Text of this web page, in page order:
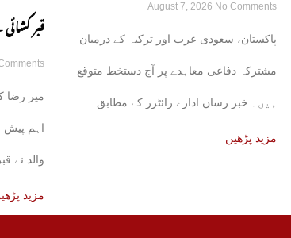
مشترکہ دفاعی معاہدہ آج متوقع
August 7, 2026 No Comments
پاکستان، سعودی عرب اور ترکیہ کے درمیان
مشترکہ دفاعی معاہدے پر آج دستخط متوقع
ہیں۔ خبر رساں ادارے رائٹرز کے مطابق
علاقائی ذرائع نے بتایا
مزید پڑھیں
قبر
نے
میر رضا
اہم پیش
والد نے
مزید